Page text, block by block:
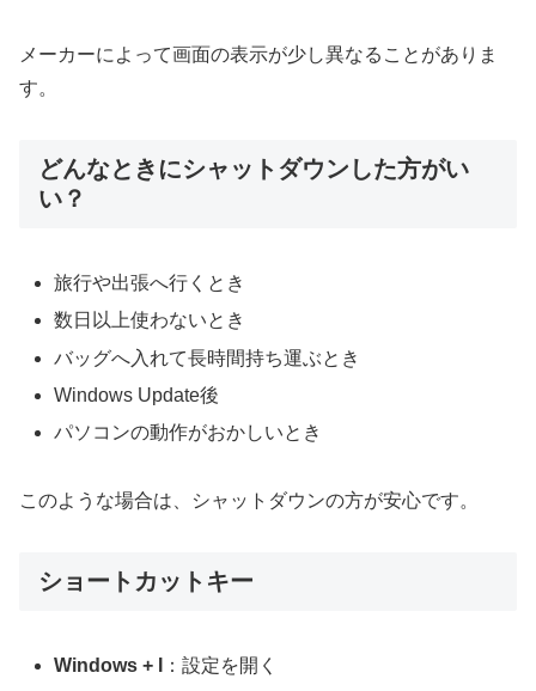
メーカーによって画面の表示が少し異なることがありま
す。
どんなときにシャットダウンした方がい
い？
旅行や出張へ行くとき
数日以上使わないとき
バッグへ入れて長時間持ち運ぶとき
Windows Update後
パソコンの動作がおかしいとき
このような場合は、シャットダウンの方が安心です。
ショートカットキー
Windows + I
：設定を開く